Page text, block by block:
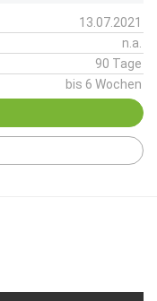
13.07.2021
n.a.
90 Tage
bis 6 Wochen